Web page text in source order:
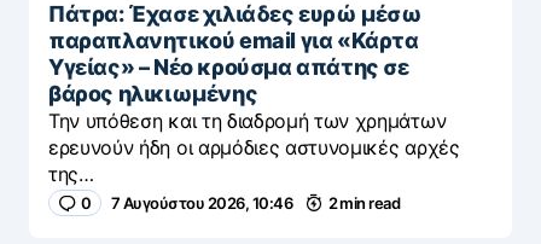
Πάτρα: Έχασε χιλιάδες ευρώ μέσω
παραπλανητικού email για «Κάρτα
Υγείας» – Νέο κρούσμα απάτης σε
βάρος ηλικιωμένης
Την υπόθεση και τη διαδρομή των χρημάτων
ερευνούν ήδη οι αρμόδιες αστυνομικές αρχές
της…
0 7 Αυγούστου 2026, 10:46 2 min read